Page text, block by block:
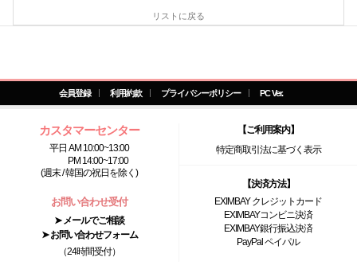
リストに戻る
会員登録 利用約款 プライバシーポリシー PC Ver.
カスタマーセンター
平日 AM 10:00~13:00
PM 14:00~17:00
(週末 / 韓国の祝日を除く)
お問い合わせ受付
➤ メールでご相談
➤ お問い合わせフォーム
（24時間受付）
【ご利用案内】
特定商取引法に基づく表示
【決済方法】
EXIMBAY クレジットカード
EXIMBAYコンビニ決済
EXIMBAY銀行振込決済
PayPal ペイパル